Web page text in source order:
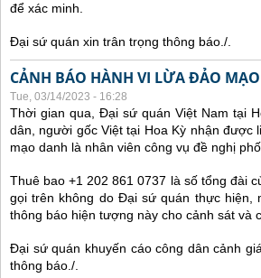
để xác minh.
Đại sứ quán xin trân trọng thông báo./.
CẢNH BÁO HÀNH VI LỪA ĐẢO
Tue, 03/14/2023 - 16:28
Thời gian qua, Đại sứ quán Việt Nam tại
dân, người gốc Việt tại Hoa Kỳ nhận được
mạo danh là nhân viên công vụ đề nghị
Thuê bao +1 202 861 0737 là số tổng đài
gọi trên không do Đại sứ quán thực hiện,
thông báo hiện tượng này cho cảnh sát và
Đại sứ quán khuyến cáo công dân cảnh
thông báo./.